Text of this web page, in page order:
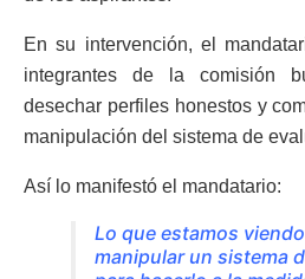
En su intervención, el
integrantes de la comisión
desechar perfiles honestos y
manipulación del sistema de
Así lo manifestó el mandatario:
Lo que estamos
manipular un sistema